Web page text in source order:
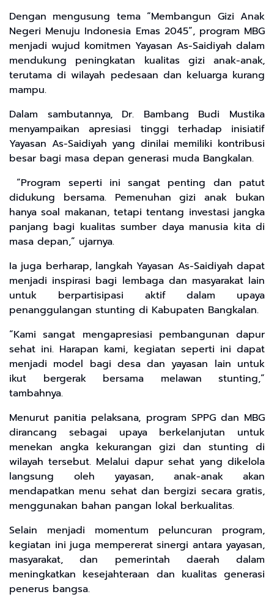
Dengan mengusung tema “Membangun Gizi Anak
Negeri Menuju Indonesia Emas 2045”, program MBG
menjadi wujud komitmen Yayasan As-Saidiyah dalam
mendukung peningkatan kualitas gizi anak-anak,
terutama di wilayah pedesaan dan keluarga kurang
mampu.
Dalam sambutannya, Dr. Bambang Budi Mustika
menyampaikan apresiasi tinggi terhadap inisiatif
Yayasan As-Saidiyah yang dinilai memiliki kontribusi
besar bagi masa depan generasi muda Bangkalan.
“Program seperti ini sangat penting dan patut
didukung bersama. Pemenuhan gizi anak bukan
hanya soal makanan, tetapi tentang investasi jangka
panjang bagi kualitas sumber daya manusia kita di
masa depan,” ujarnya.
Ia juga berharap, langkah Yayasan As-Saidiyah dapat
menjadi inspirasi bagi lembaga dan masyarakat lain
untuk berpartisipasi aktif dalam upaya
penanggulangan stunting di Kabupaten Bangkalan.
“Kami sangat mengapresiasi pembangunan dapur
sehat ini. Harapan kami, kegiatan seperti ini dapat
menjadi model bagi desa dan yayasan lain untuk
ikut bergerak bersama melawan stunting,”
tambahnya.
Menurut panitia pelaksana, program SPPG dan MBG
dirancang sebagai upaya berkelanjutan untuk
menekan angka kekurangan gizi dan stunting di
wilayah tersebut. Melalui dapur sehat yang dikelola
langsung oleh yayasan, anak-anak akan
mendapatkan menu sehat dan bergizi secara gratis,
menggunakan bahan pangan lokal berkualitas.
Selain menjadi momentum peluncuran program,
kegiatan ini juga mempererat sinergi antara yayasan,
masyarakat, dan pemerintah daerah dalam
meningkatkan kesejahteraan dan kualitas generasi
penerus bangsa.